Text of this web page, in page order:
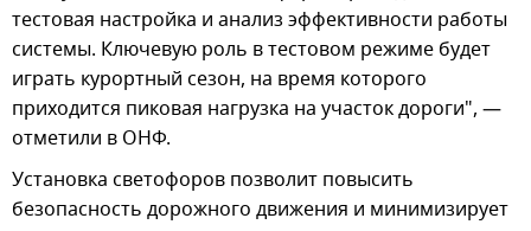
тестовая настройка и анализ эффективности работы
системы. Ключевую роль в тестовом режиме будет
играть курортный сезон, на время которого
приходится пиковая нагрузка на участок дороги", —
отметили в ОНФ.
Установка светофоров позволит повысить
безопасность дорожного движения и минимизирует